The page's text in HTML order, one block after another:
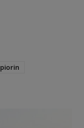
piorin